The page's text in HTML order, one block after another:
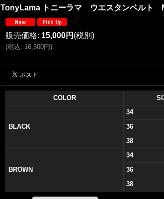
TonyLama トニーラマ ウエスタンベルト
販売価格: 15,000円 (税別)
(税込: 16,500円)
COLOR
BLACK
34
36
38
BROWN
34
36
38